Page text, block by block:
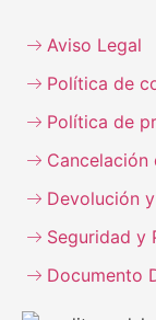
Aviso Legal
Política de
Política de
Cancelación
Devolución
Seguridad y
Documento